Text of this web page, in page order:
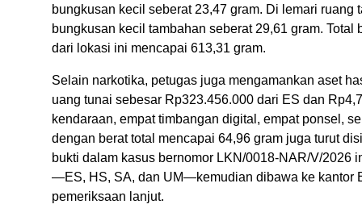
bungkusan kecil seberat 23,47 gram. Di lemari ruang
bungkusan kecil tambahan seberat 29,61 gram. Total
dari lokasi ini mencapai 613,31 gram.
Selain narkotika, petugas juga mengamankan aset
uang tunai sebesar Rp323.456.000 dari ES dan
kendaraan, empat timbangan digital, empat ponsel,
dengan berat total mencapai 64,96 gram juga turut
bukti dalam kasus bernomor LKN/0018-NAR/V/2026
—ES, HS, SA, dan UM—kemudian dibawa ke kantor
pemeriksaan lanjut.